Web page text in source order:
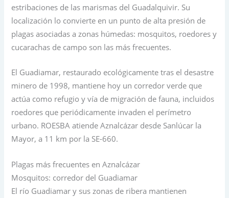
estribaciones de las marismas del Guadalquivir. Su
localización lo convierte en un punto de alta presión de
plagas asociadas a zonas húmedas: mosquitos, roedores y
cucarachas de campo son las más frecuentes.
El Guadiamar, restaurado ecológicamente tras el desastre
minero de 1998, mantiene hoy un corredor verde que
actúa como refugio y vía de migración de fauna, incluidos
roedores que periódicamente invaden el perímetro
urbano. ROESBA atiende Aznalcázar desde Sanlúcar la
Mayor, a 11 km por la SE-660.
Plagas más frecuentes en Aznalcázar
Mosquitos: corredor del Guadiamar
El río Guadiamar y sus zonas de ribera mantienen